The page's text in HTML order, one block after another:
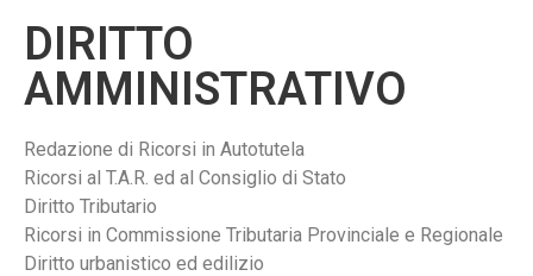
DIRITTO
AMMINISTRATIVO
Redazione di Ricorsi in Autotutela
Ricorsi al T.A.R. ed al Consiglio di Stato
Diritto Tributario
Ricorsi in Commissione Tributaria Provinciale e Regionale
Diritto urbanistico ed edilizio